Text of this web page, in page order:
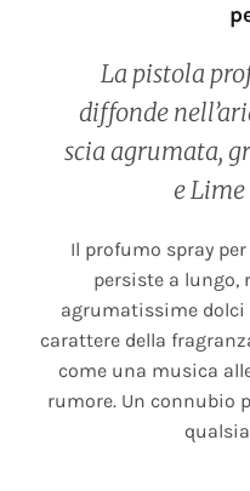
La pistola
diffonde
scia agrumata,
e
Il profumo spray
persiste a lungo,
agrumatissime
carattere della
come una musica
rumore. Un connubio